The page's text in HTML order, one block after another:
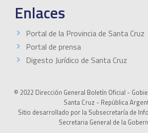
Enlaces
Portal de la Provincia de Santa Cruz
Portal de prensa
Digesto Jurídico de Santa Cruz
© 2022 Dirección General Boletín Oficial -
Santa Cruz - República
Sitio desarrollado por la Subsecretaría de
Secretaria General de la